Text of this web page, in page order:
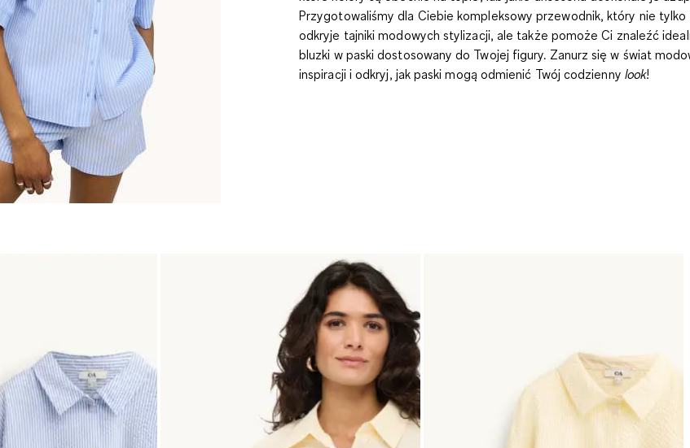
Przygotowaliśmy dla Ciebie kompleksowy przewodnik, który nie tylko
odkryje tajniki modowych stylizacji, ale także pomoże Ci znaleźć
bluzki w paski dostosowany do Twojej figury. Zanurz się w świat
inspiracji i odkryj, jak paski mogą odmienić Twój codzienny look!